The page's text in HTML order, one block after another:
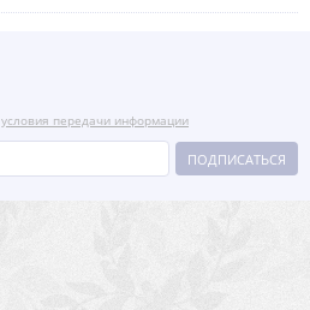
условия передачи информации
ПОДПИСАТЬСЯ